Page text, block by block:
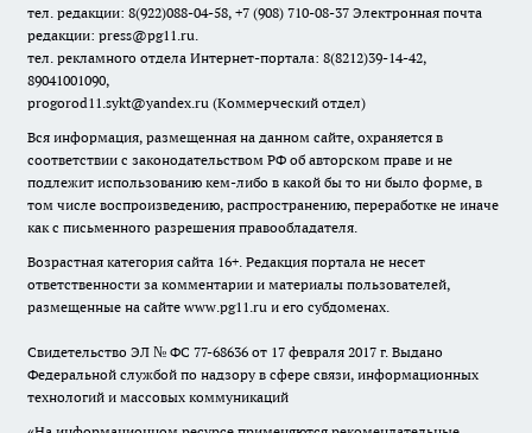
тел. редакции: 8(922)088-04-58, +7 (908) 710-08-37 Электронная почта
редакции: press@pg11.ru.
тел. рекламного отдела Интернет-портала: 8(8212)39-14-42,
89041001090,
progorod11.sykt@yandex.ru (Коммерческий отдел)
Вся информация, размещенная на данном сайте, охраняется в
соответствии с законодательством РФ об авторском праве и не
подлежит использованию кем-либо в какой бы то ни было форме, в
том числе воспроизведению, распространению, переработке не иначе
как с письменного разрешения правообладателя.
Возрастная категория сайта 16+. Редакция портала не несет
ответственности за комментарии и материалы пользователей,
размещенные на сайте www.pg11.ru и его субдоменах.
Свидетельство ЭЛ № ФС 77-68636 от 17 февраля 2017 г. Выдано
Федеральной службой по надзору в сфере связи, информационных
технологий и массовых коммуникаций